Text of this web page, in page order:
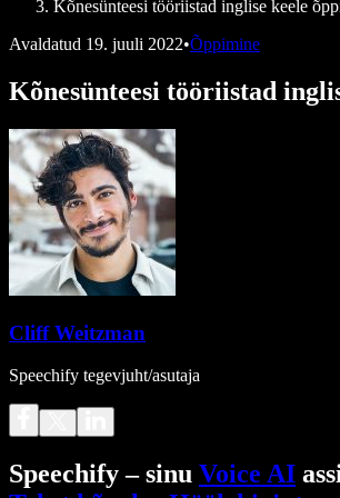
Kõnesünteesi tööriistad inglise keele
Avaldatud 19. juuli 2022•Õppimine
Kõnesünteesi tööriistad
Cliff Weitzman
Speechify tegevjuht/asutaja
Speechify – sinu Voice AI